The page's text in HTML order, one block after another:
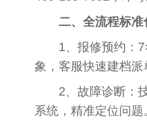
二、全流程标
1、报修预约：
象，客服快速建档派
2、故障诊断：技
系统，精准定位问题